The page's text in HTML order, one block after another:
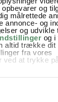
og
målrettede
annonce- og
og udvikle
og i
altid trække dit
fra vores
ved at trykke
oplysninger
inden for få
eller lyst til at
i
dit spørgsmål i
- eller